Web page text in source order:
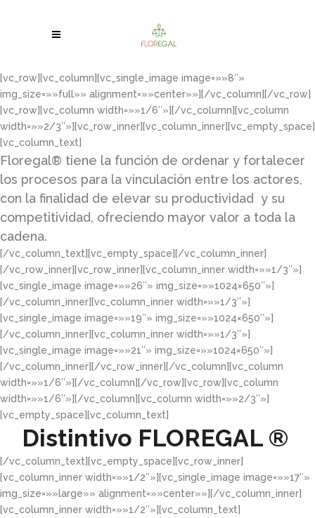
[vc_row][vc_column][vc_single_image image=»»8″»
img_size=»»full»» alignment=»»center»»][/vc_column][/vc_row]
[vc_row][vc_column width=»»1/6″»][/vc_column][vc_column
width=»»2/3″»][vc_row_inner][vc_column_inner][vc_empty_space]
[vc_column_text]
Floregal® tiene la función de ordenar y fortalecer
los procesos para la vinculación entre los actores,
con la finalidad de elevar su productividad y su
competitividad, ofreciendo mayor valor a toda la
cadena.
[/vc_column_text][vc_empty_space][/vc_column_inner]
[/vc_row_inner][vc_row_inner][vc_column_inner width=»»1/3″»]
[vc_single_image image=»»26″» img_size=»»1024×650″»]
[/vc_column_inner][vc_column_inner width=»»1/3″»]
[vc_single_image image=»»19″» img_size=»»1024×650″»]
[/vc_column_inner][vc_column_inner width=»»1/3″»]
[vc_single_image image=»»21″» img_size=»»1024×650″»]
[/vc_column_inner][/vc_row_inner][/vc_column][vc_column
width=»»1/6″»][/vc_column][/vc_row][vc_row][vc_column
width=»»1/6″»][/vc_column][vc_column width=»»2/3″»]
[vc_empty_space][vc_column_text]
Distintivo FLOREGAL ®
[/vc_column_text][vc_empty_space][vc_row_inner]
[vc_column_inner width=»»1/2″»][vc_single_image image=»»17″»
img_size=»»large»» alignment=»»center»»][/vc_column_inner]
[vc_column_inner width=»»1/2″»][vc_column_text]